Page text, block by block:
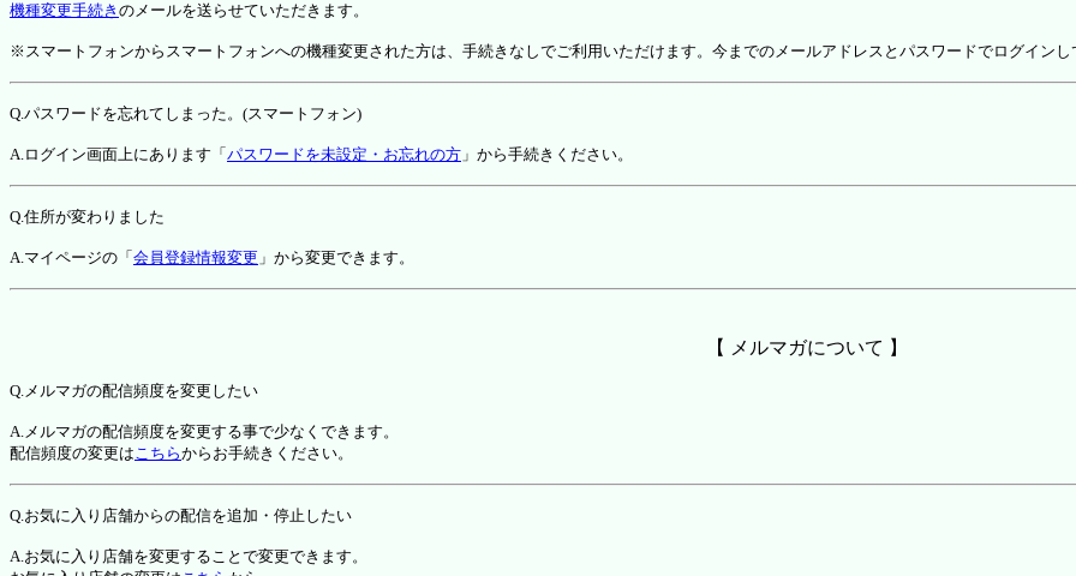
機種変更手続き のメールを送らせていただきます。
※スマートフォンからスマートフォンへの機種変更された方は、手続きなしでご利用いただけます。今までのメールアドレスとパスワードでログインし
Q.パスワードを忘れてしまった。(スマートフォン)
A.ログイン画面上にあります「 パスワードを未設定・お忘れの方 」から手続きください。
Q.住所が変わりました
A.マイページの「 会員登録情報変更 」から変更できます。
【 メルマガについて 】
Q.メルマガの配信頻度を変更したい
A.メルマガの配信頻度を変更する事で少なくできます。
配信頻度の変更はこちらからお手続きください。
Q.お気に入り店舗からの配信を追加・停止したい
A.お気に入り店舗を変更することで変更できます。